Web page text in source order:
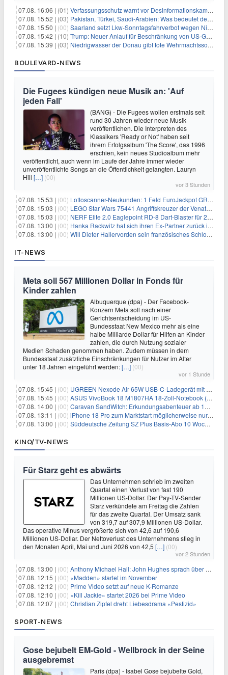
07.08. 16:06 | (01) Verfassungsschutz warnt vor Desinformationskampagne gegen Merz
07.08. 15:52 | (03) Pakistan, Türkei, Saudi-Arabien: Was bedeutet der neue Pakt?
07.08. 15:50 | (00) Saarland setzt Lkw-Sonntagsfahrverbot wegen Niedrigwasser aus
07.08. 15:42 | (10) Trump: Neuer Anlauf für Beschränkung von US-Geburtsrecht
07.08. 15:39 | (03) Niedrigwasser der Donau gibt tote Wehrmachtssoldaten frei
BOULEVARD-NEWS
Die Fugees kündigen neue Musik an: 'Auf
jeden Fall'
(BANG) - Die Fugees wollen erstmals seit
rund 30 Jahren wieder neue Musik
veröffentlichen. Die Interpreten des
Klassikers 'Ready or Not' haben seit
ihrem Erfolgsalbum 'The Score', das 1996
erschien, kein neues Studioalbum mehr
veröffentlicht, auch wenn im Laufe der Jahre immer wieder
unveröffentlichte Songs an die Öffentlichkeit gelangten. Lauryn
Hill […] (00)
vor 3 Stunden
07.08. 15:53 | (00) Lottoscanner-Neukunden: 1 Feld EuroJackpot GRATIS spielen
07.08. 15:03 | (00) LEGO Star Wars 75441 Angriffskreuzer der Venator-Klasse für 50,25€
07.08. 15:03 | (00) NERF Elite 2.0 Eaglepoint RD-8 Dart-Blaster für 20,49€
07.08. 13:00 | (00) Hanka Rackwitz hat sich ihren Ex-Partner zurück ins Haus geholt
07.08. 13:00 | (00) Will Dieter Hallervorden sein französisches Schloss verkaufen?
IT-NEWS
Meta soll 567 Millionen Dollar in Fonds für
Kinder zahlen
Albuquerque (dpa) - Der Facebook-
Konzern Meta soll nach einer
Gerichtsentscheidung im US-
Bundesstaat New Mexico mehr als eine
halbe Milliarde Dollar für Hilfen an Kinder
zahlen, die durch Nutzung sozialer
Medien Schaden genommen haben. Zudem müssen in dem
Bundesstaat zusätzliche Einschränkungen für Nutzer im Alter
unter 18 Jahren eingeführt werden:[…] (00)
vor 1 Stunde
07.08. 15:45 | (00) UGREEN Nexode Air 65W USB-C-Ladegerät mit GaN-Technik für 24,99€
07.08. 15:45 | (00) ASUS VivoBook 18 M1807HA 18-Zoll-Notebook (Ryzen 7, 16GB) für 734,57€
07.08. 14:00 | (00) Caravan SandWitch: Erkundungsabenteuer ab 13.08. gratis im Epic Games Store
07.08. 13:11 | (00) iPhone 18 Pro zum Marktstart möglicherweise nur begrenzt verfügbar
07.08. 13:00 | (00) Süddeutsche Zeitung SZ Plus Basis-Abo 10 Wochen für 10€
KINO/TV-NEWS
Für Starz geht es abwärts
Das Unternehmen schrieb im zweiten
Quartal einen Verlust von fast 190
Millionen US-Dollar. Der Pay-TV-Sender
Starz verkündete am Freitag die Zahlen
für das zweite Quartal. Der Umsatz sank
von 319,7 auf 307,9 Millionen US-Dollar.
Das operative Minus vergrößerte sich von 42,6 auf 190,6
Millionen US-Dollar. Der Nettoverlust des Unternehmens stieg in
den Monaten April, Mai und Juni 2026 von 42,5 […] (00)
vor 2 Stunden
07.08. 13:00 | (00) Anthony Michael Hall: John Hughes sprach über eine Fortsetzung von 'The Breakfast Club'
07.08. 12:15 | (00) «Madden» startet im November
07.08. 12:12 | (00) Prime Video setzt auf neue K-Romanze
07.08. 12:10 | (00) «Kill Jackie» startet 2026 bei Prime Video
07.08. 12:07 | (00) Christian Zipfel dreht Liebesdrama «Pestizid»
SPORT-NEWS
Gose bejubelt EM-Gold - Wellbrock in der Seine
ausgebremst
Paris (dpa) - Isabel Gose bejubelte Gold,